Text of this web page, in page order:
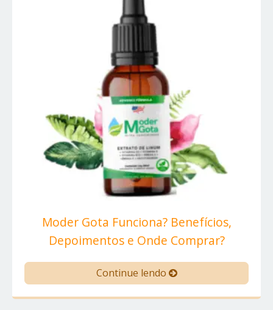
Moder Gota Funciona? Benefícios,
Depoimentos e Onde Comprar?
Continue lendo